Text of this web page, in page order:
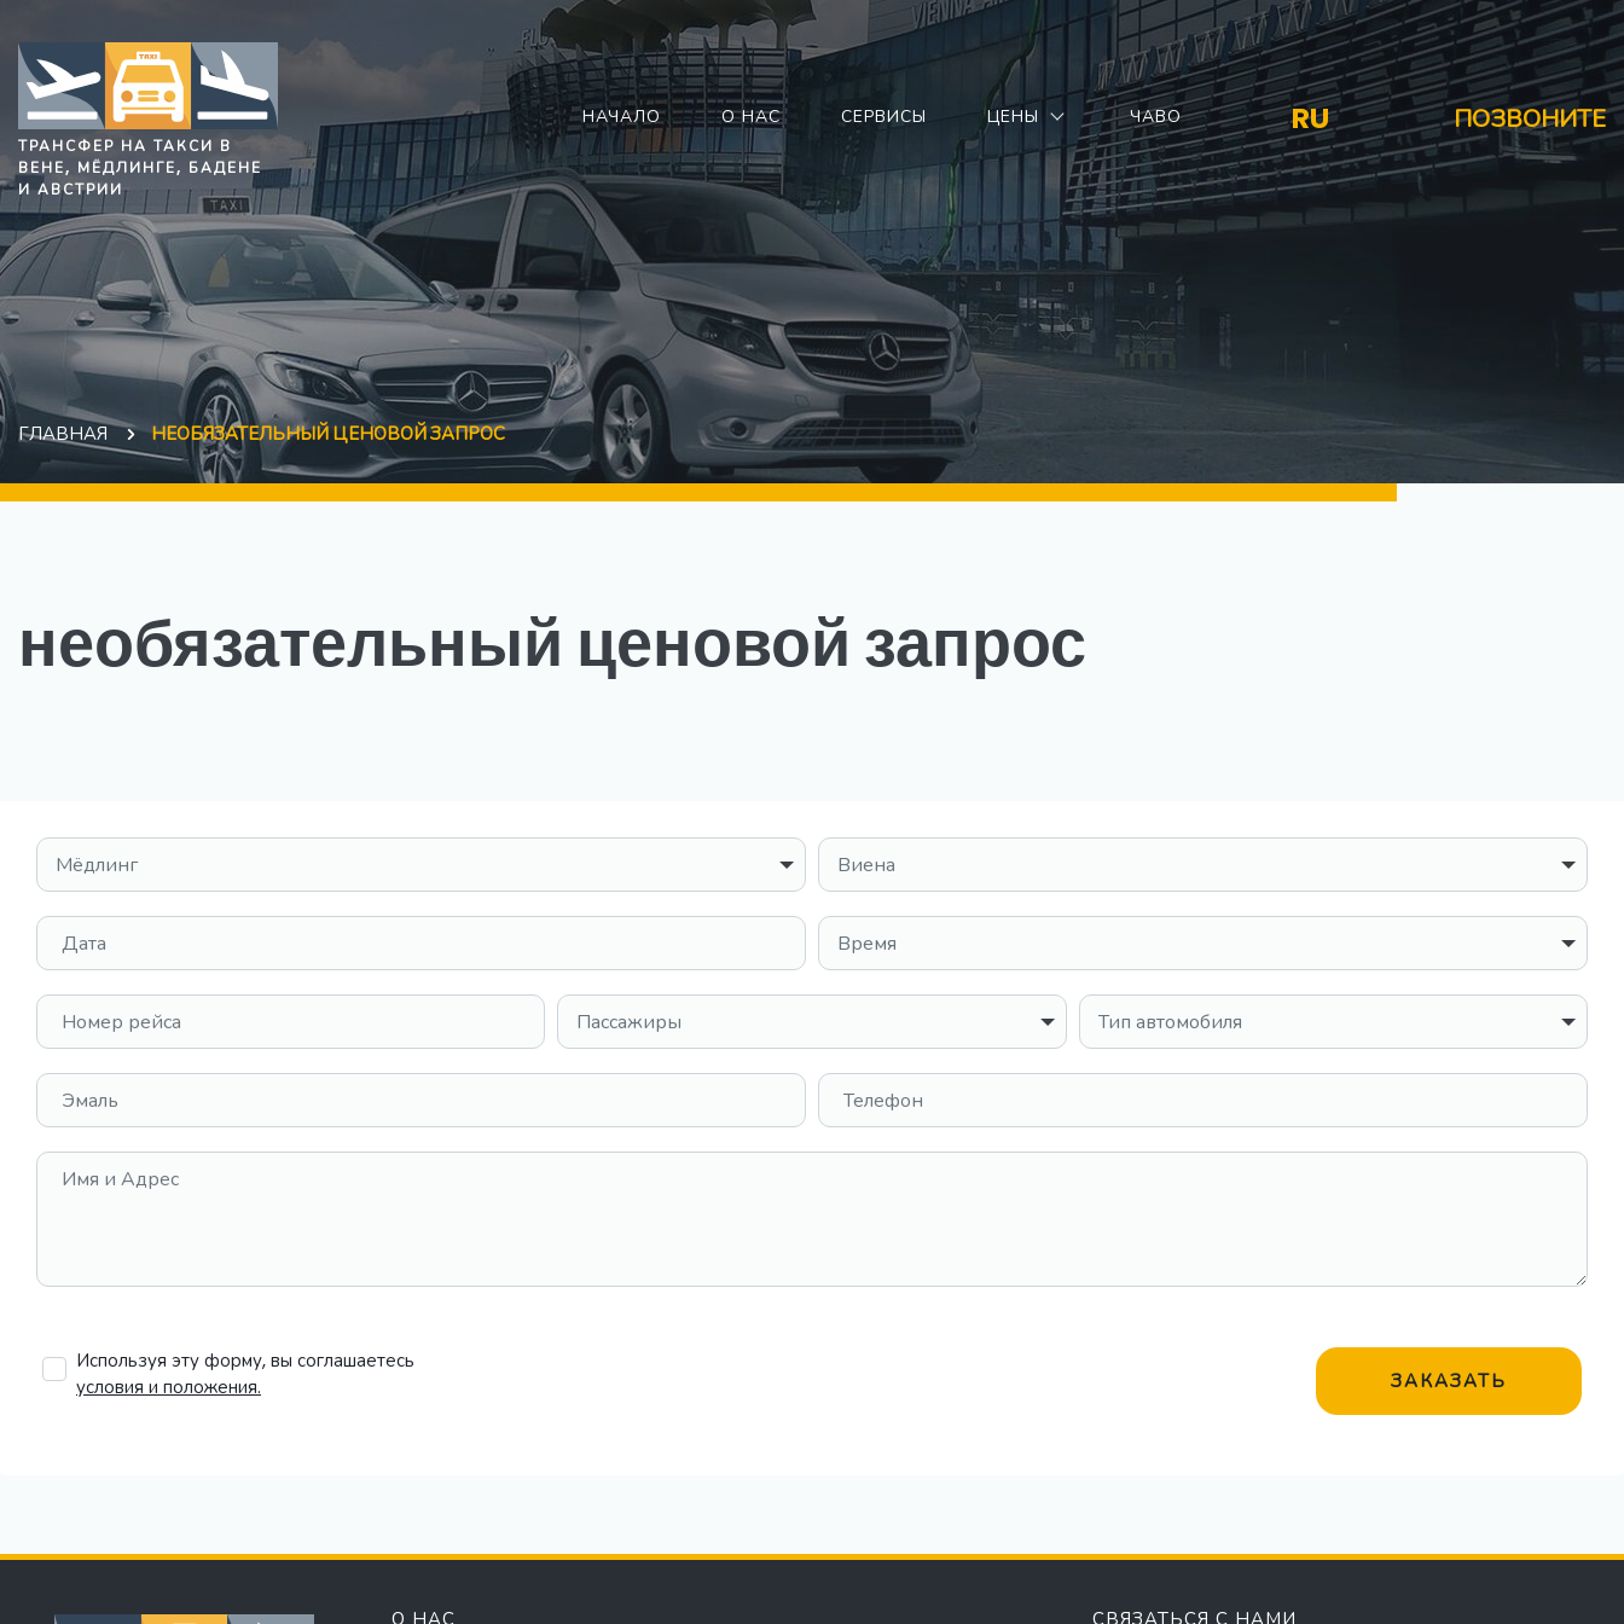
ТРАНСФЕР НА ТАКСИ В
ВЕНЕ, МЁДЛИНГЕ, БАДЕНЕ
И АВСТРИИ
НАЧАЛО О НАС СЕРВИСЫ ЦЕНЫ ЧАВО RU ПОЗВОНИТЕ
ГЛАВНАЯ НЕОБЯЗАТЕЛЬНЫЙ ЦЕНОВОЙ ЗАПРОС
необязательный ценовой запрос
Выбрать место Место назначения
Дата
Время
Пассажиры
Тип автомобиля
Эмаль Телефон
Имя и Адрес
Используя эту форму, вы соглашаетесь
условия и положения.
ЗАКАЗАТЬ
О НАС СВЯЗАТЬСЯ С НАМИ